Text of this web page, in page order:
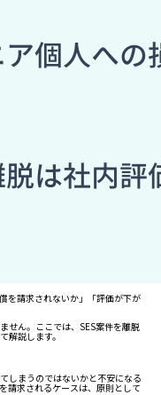
を請求されないか」「評価が下が
せん。ここでは、SES案件を離脱
解説します。
しまうのではないかと不安になる
請求されるケースは、原則として